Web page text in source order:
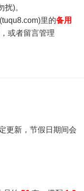
扰)。
里的备用
或者留言管理
更新，节假日期间会